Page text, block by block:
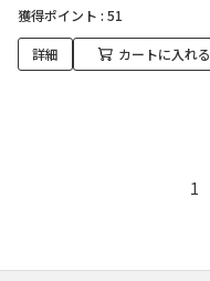
獲得ポイント : 51
詳細 カートに入れる
1